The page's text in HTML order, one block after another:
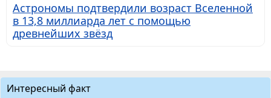
Астрономы подтвердили возраст Вселенной
в 13,8 миллиарда лет с помощью
древнейших звёзд
Интересный факт